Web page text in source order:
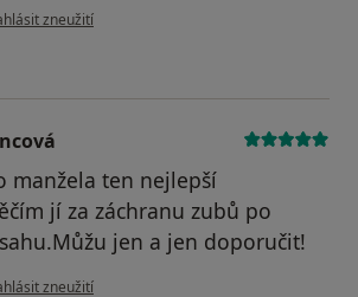
názoru uživatele Pacient
zneužití
manžela ten nejlepší
jí za záchranu zubů po
jen a jen doporučit!
názoru uživatele Zdenka Štruncová
zneužití